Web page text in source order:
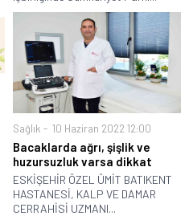
Sağlık 10 Haziran 2022 12:00
Bacaklarda ağrı, şişlik ve
huzursuzluk varsa dikkat
ESKİŞEHİR ÖZEL ÜMİT BATIKENT
HASTANESİ, KALP VE DAMAR
CERRAHİSİ UZMANI...